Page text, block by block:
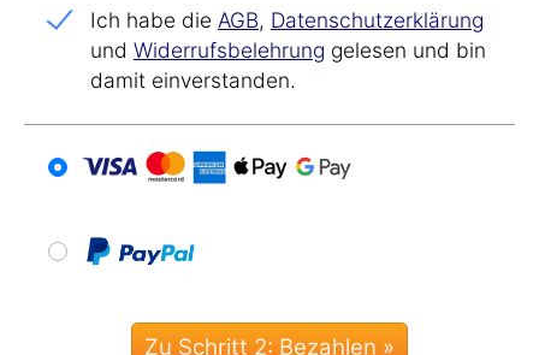
Ich habe die AGB, Datenschutz­erklärung
und Widerrufs­belehrung gelesen und bin
damit einverstanden.